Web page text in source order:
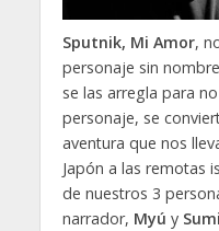
Sputnik, Mi Amor,
personaje sin
se las arregla para
personaje, se
aventura que nos
Japón a las remotas
de nuestros 3
narrador, Myú y